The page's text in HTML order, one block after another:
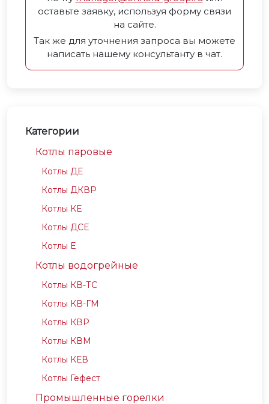
оставьте заявку, используя форму связи
на сайте.
Так же для уточнения запроса вы можете
написать нашему консультанту в чат.
Категории
Котлы паровые
Котлы ДЕ
Котлы ДКВР
Котлы КЕ
Котлы ДСЕ
Котлы Е
Котлы водогрейные
Котлы КВ-ТС
Котлы КВ-ГМ
Котлы КВР
Котлы КВМ
Котлы КЕВ
Котлы Гефест
Промышленные горелки